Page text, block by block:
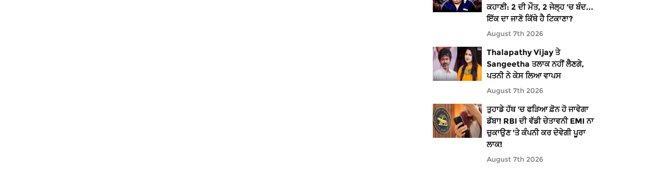
ਕਹਾਣੀ: 2 ਦੀ ਮੌਤ, 2 ਜੇਲ੍ਹ 'ਚ ਬੰਦ...
ਇੱਕ ਦਾ ਜਾਣੋ ਕਿੱਥੇ ਹੈ ਟਿਕਾਣਾ?
August 7th 2026
Thalapathy Vijay ਤੇ
Sangeetha ਤਲਾਕ ਨਹੀਂ ਲੈਣਗੇ,
ਪਤਨੀ ਨੇ ਕੇਸ ਲਿਆ ਵਾਪਸ
August 7th 2026
ਤੁਹਾਡੇ ਹੱਥ 'ਚ ਫੜਿਆ ਫ਼ੋਨ ਹੋ ਜਾਵੇਗਾ
ਡੱਬਾ! RBI ਦੀ ਵੱਡੀ ਚੇਤਾਵਨੀ EMI ਨਾ
ਚੁਕਾਉਣ 'ਤੇ ਕੰਪਨੀ ਕਰ ਦੇਵੇਗੀ ਪੂਰਾ
ਲਾਕ!
August 7th 2026